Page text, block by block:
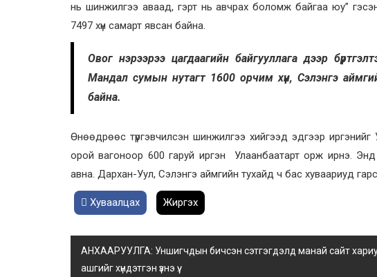
нь шинжилгээ аваад, гэрт нь авчрах боломж байгаа юу”
7497 хүн самарт явсан байна.
Овог нэрээрээ цагдаагийн байгууллага дээр
Мандал сумын нутагт 1600 орчим хүн, Сэлэнгэ
байна.
Өнөөдрөөс түргэвчилсэн шинжилгээ хийгээд эдгээр
орой вагоноор 600 гаруй иргэн Улаанбаатарт орж ирнэ. Энд
авна. Дархан-Уул, Сэлэнгэ аймгийн тухайд ч бас хуваариуд
Хуваалцах Жиргэх
АНХААРУУЛГА: Уншигчдын бичсэн сэтгэгдэлд манай сайт
ашгийг хүндэтгэн үзнэ үү.